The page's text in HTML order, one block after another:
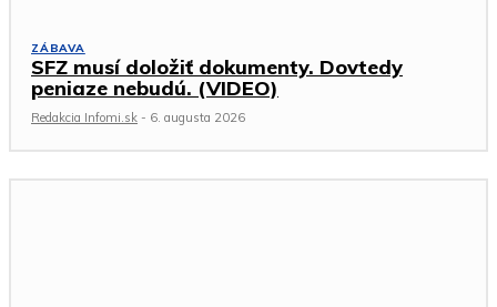
ZÁBAVA
SFZ musí doložiť dokumenty. Dovtedy
peniaze nebudú. (VIDEO)
Redakcia Infomi.sk - 6. augusta 2026